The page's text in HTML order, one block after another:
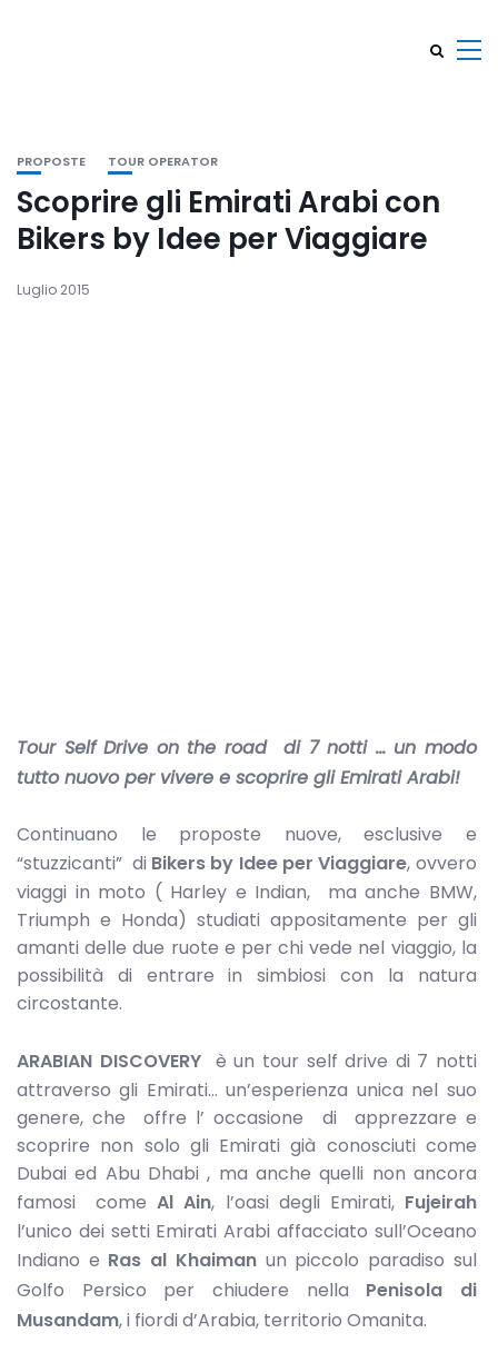
PROPOSTE TOUR OPERATOR
Scoprire gli Emirati Arabi con
Bikers by Idee per Viaggiare
Luglio 2015
Tour Self Drive on the road di 7 notti … un modo
tutto nuovo per vivere e scoprire gli Emirati Arabi!
Continuano le proposte nuove, esclusive e
“stuzzicanti” di Bikers by Idee per Viaggiare, ovvero
viaggi in moto ( Harley e Indian, ma anche BMW,
Triumph e Honda) studiati appositamente per gli
amanti delle due ruote e per chi vede nel viaggio, la
possibilità di entrare in simbiosi con la natura
circostante.
ARABIAN DISCOVERYè un tour self drive di 7 notti
attraverso gli Emirati… un’esperienza unica nel suo
genere, che offre l’ occasione di apprezzare e
scoprire non solo gli Emirati già conosciuti come
Dubai ed Abu Dhabi , ma anche quelli non ancora
famosi comeAl Ain, l’oasi degli Emirati, Fujeirah
l’unico dei setti Emirati Arabi affacciato sull’Oceano
Indiano e Ras al Khaimanun piccolo paradiso sul
Golfo Persico per chiudere nella Penisola di
Musandam, i fiordi d’Arabia, territorio Omanita.